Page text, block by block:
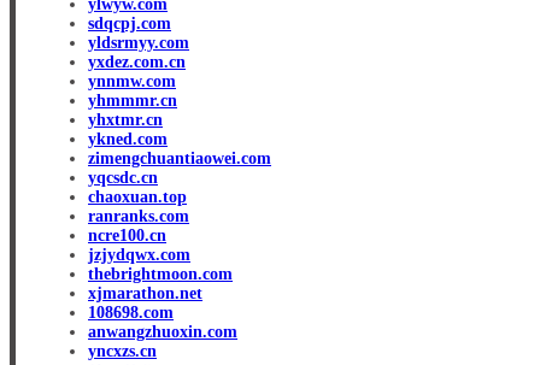
ylwyw.com
sdqcpj.com
yldsrmyy.com
yxdez.com.cn
ynnmw.com
yhmmmr.cn
yhxtmr.cn
ykned.com
zimengchuantiaowei.com
yqcsdc.cn
chaoxuan.top
ranranks.com
ncre100.cn
jzjydqwx.com
thebrightmoon.com
xjmarathon.net
108698.com
anwangzhuoxin.com
yncxzs.cn